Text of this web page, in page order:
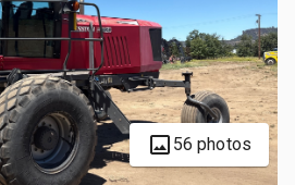
56 photos